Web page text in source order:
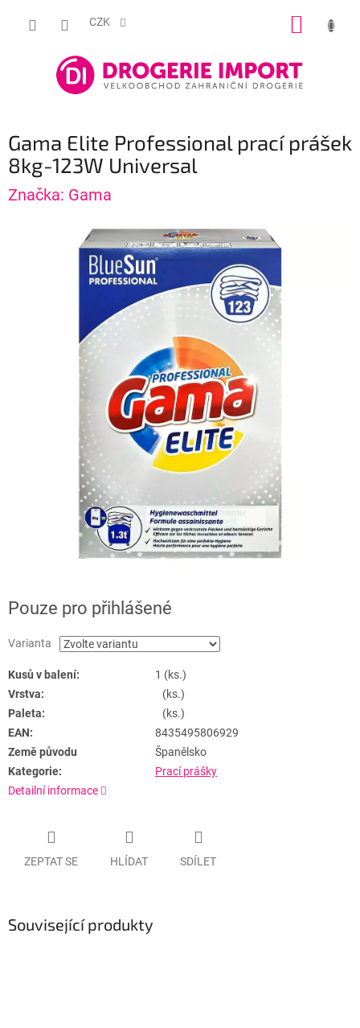
CZK
Gama Elite Professional prací prášek
8kg-123W Universal
Značka: Gama
Pouze pro přihlášené
Varianta
Kusů v balení:
1 (ks.)
Vrstva:
(ks.)
Paleta:
(ks.)
EAN:
8435495806929
Země původu
Španělsko
Kategorie:
Prací prášky
Detailní informace
ZEPTAT SE HLÍDAT SDÍLET
Související produkty